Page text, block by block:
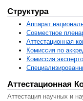
Структура
Аппарат
Совместное
Аттестационная
Комиссия по
Комиссия
Аттестационная
Аттестация научных и